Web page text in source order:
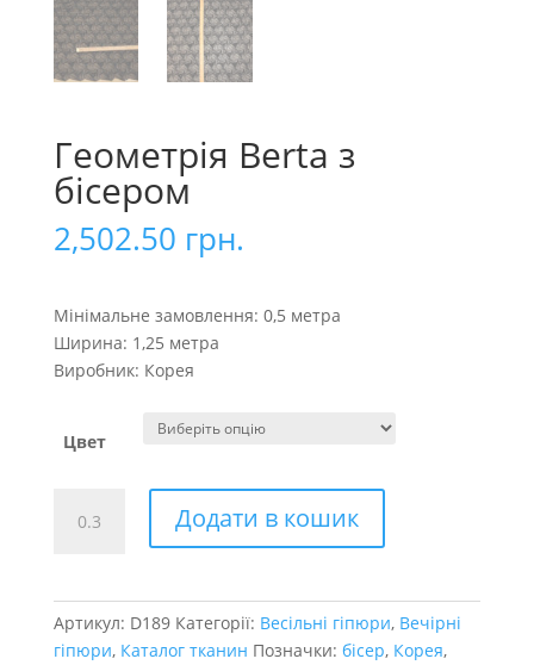
Геометрія Berta з
бісером
2,502.50 грн.
Мінімальне замовлення: 0,5 метра
Ширина: 1,25 метра
Виробник: Корея
Цвет
Berta
Додати в кошик
Артикул: D189 Категорії: Весільні гіпюри, Вечірні
гіпюри, Каталог тканин Позначки: бісер, Корея,